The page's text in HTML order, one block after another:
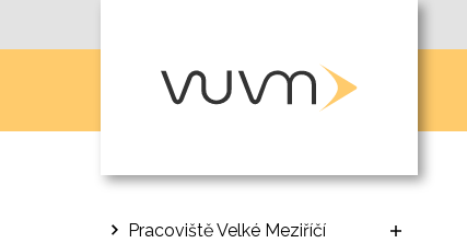
Pracoviště Velké Meziříčí